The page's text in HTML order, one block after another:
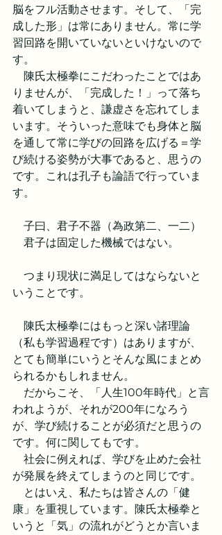
脳をフル活動させます。そして、「完
成した形」は常にありません。常に学
習回路を開いていないといけないので
す。
陳氏太極拳にこだわったことではあ
りませんが、「完成した！」って落ち
着いてしまうと、謙虚さを忘れてしま
います。そういった意味でも身体と脳
を通して常に学びの回路を広げる＝学
び続ける姿勢が大事であると、思うの
です。これは孔子も論語で行っていま
す。
子曰、君子不器（為政第二、一二）
君子は固定した機械ではない。
つまり現状に満足してはならないと
いうことです。
陳氏太極拳にはもっと深い諸理論
（私も学習過程です）はありますが、
とても簡単にいうとそんな風にまとめ
られるかもしれません。
だからこそ、「人生100年時代」と言
われようが、それが200年になろう
が、学び続けることが必須だと思うの
です。何に関してもです。
社会に例えれば、学びを止めた会社
が発展を終えてしまうのと同じです。
とはいえ、私たちは皆さんの「健
康」を重視しています。陳氏太極拳と
いうと「気」の流れがどうとか言いま